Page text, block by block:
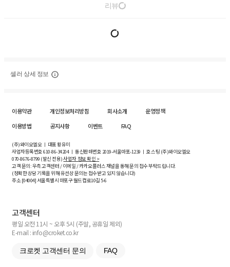
리뷰
셀러 상세 정보
이용약관 개인정보처리방침 회사소개
운영정책
이용방법
공지사항 이벤트 FAQ
(주)와이오엘오 ㅣ 대표 황유미
사업자등록번호610-86-34204ㅣ 통신판매번호 2019-서울마포-1239 ㅣ 호스팅 (주)와이오엘오
070-8676-8799 (발신 전용)사업자 정보 확인 >
고객 문의: 우측 고객센터 / 이메일 / 카카오플러스 채널을 통해 문의 접수 부탁드립니다.
(정확한 상담 기록을 위해 유선상 문의는 접수받고 있지 않습니다)
주소 [04004] 서울특별시 마포구 월드컵로10길5-6
고객센터
평일 오전 11시 ~ 오후 5시 (주말, 공휴일 제외)
E-mail : info@croket.co.kr
크로켓 고객센터 문의 FAQ